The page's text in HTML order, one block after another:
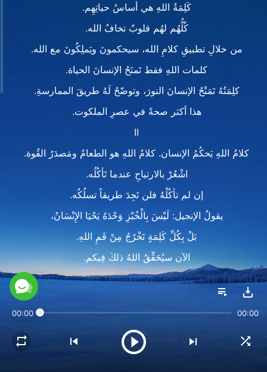
كَلِمَةُ اللهِ هي أساسُ حياتِهِم.
كُلُّهُم لهُم قلوبٌ تخافُ الله.
من خلالِ تطبيقِ كلامِ الله، سيحكمونَ ويَملِكُونَ مع الله.
كلمات اللهِ فقط تَمنَحُ الإنسانَ الحياة.
كلِمَتُهُ تَمَنْحُ الإنسانَ النورَ، وتوضّحُ لَهُ طريقَ الممارسةِ.
هذا أكثر صحةً في عصرِ الملكوت.
II
كلامُ اللهِ يَحكُمُ الإنسان. كلامُ اللهِ هو الطعامُ ومَصدَرُ القُوة.
اشْعُرْ بالارتياحِ عندما تَأكُلُه.
إن لم تأكُلْهُ فلن تَجِدَ طريقاً تسلُكُه.
يقولُ الإنجيل: لَيْسَ بِالْخُبْزِ وَحْدَهُ يَحْيَا الإِنْسَانُ،
بَلْ بِكُلِّ كَلِمَةٍ تَخْرُجُ مِنْ فَمِ اللهِ.
الآن سيُحَقِّقُ اللهُ ذلكَ فِيكم.
كلمات اللهِ فقط تَمنَحُ الإنسانَ الحياة.
كلِمَتُهُ تَمَنْحُ الإنسانَ النورَ، وتوضّحُ لَهُ طريقَ الممارسةِ.
III
في هذا العصر، يَستخدِمُ اللهُ الكلِمةَ بشكلٍ أساسيٍ لِيَحكُمَ كُلَّ
00:00 00:00